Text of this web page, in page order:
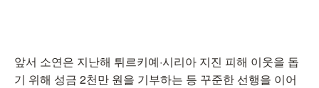
앞서 소연은 지난해 튀르키예·시리아 지진 피해 이웃을 돕
기 위해 성금 2천만 원을 기부하는 등 꾸준한 선행을 이어